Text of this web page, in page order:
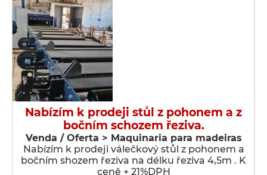
Nabízím k prodeji stůl z pohonem a z
bočním schozem řeziva.
Venda / Oferta > Maquinaria para madeiras
Nabízím k prodeji válečkový stůl z pohonem a
bočním shozem řeziva na délku řeziva 4,5m . K
ceně + 21%DPH